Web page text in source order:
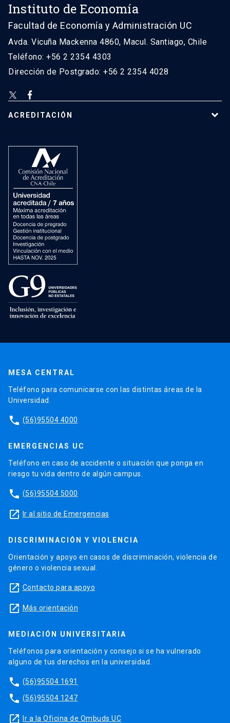
Instituto de Economía
Facultad de Economía y Administración UC
Avda. Vicuña Mackenna 4860, Macul. Santiago, Chile
Teléfono: +56 2 2354 4303
Dirección de Postgrado: +56 2 2354 4028
ACREDITACIÓN
MESA CENTRAL
Teléfono para comunicarse con las distintas áreas de la
Universidad.
phone (56)95504 4000
EMERGENCIAS UC
Teléfono en caso de accidente o situación que ponga en
riesgo tu vida dentro de algún campus.
phone (56)95504 5000
launch Ir al sitio de Emergencias
DISCRIMINACIÓN Y VIOLENCIA
Orientación y apoyo en casos de discriminación, violencia de
género o violencia sexual.
launch Contacto para apoyo
launch Más orientación
MEDIACIÓN UNIVERSITARIA
Teléfonos para orientación y consejo si se ha vulnerado
alguno de tus derechos en la universidad.
phone (56)95504 1691
phone (56)95504 1247
launch Ir a la Oficina de Ombuds UC